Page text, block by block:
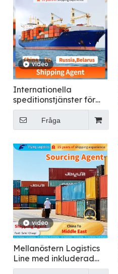
video
Internationella
speditionstjänster för
styckegodsfrakt till
RysslandFråga
video
Mellanöstern Logistics
Line med inkluderad
moms